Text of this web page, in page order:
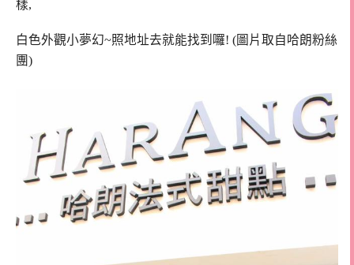
樣,
白色外觀小夢幻~照地址去就能找到囉! (圖片取自哈朗粉絲
團)